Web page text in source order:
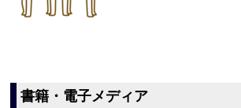
書籍・電子メディア